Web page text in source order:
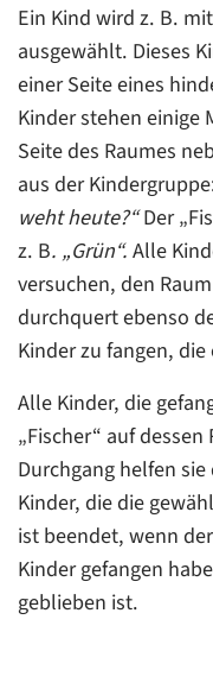
Ein Kind wird z. B.
ausgewählt. Dieses
einer Seite eines
Kinder stehen einige
Seite des Raumes
aus der
weht heute?“Der
z. B. „Grün“.Alle
versuchen, den
durchquert ebenso
Kinder zu fangen,
Alle Kinder, die
„Fischer“ auf
Durchgang helfen
Kinder, die die
ist beendet, wenn
Kinder gefangen
geblieben ist.